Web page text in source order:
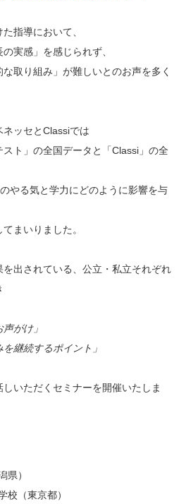
指導において、
実感」を感じられず、
取り組み」が難しいとのお声を多く
ッセとClassiでは
スト」の全国データと「Classi」の全
やる気と学力にどのように影響を与
まいりました。
を出されている、公立・私立それぞれ
がけ」
継続するポイント」
いただくセミナーを開催いたしま
県）
校（東京都）